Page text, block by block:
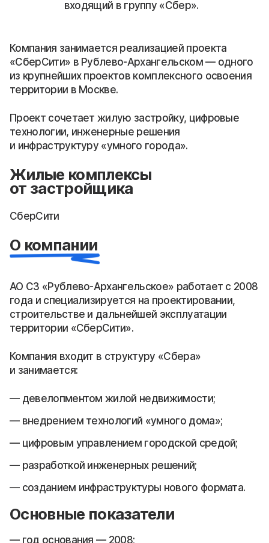
входящий в группу «Сбер».
Компания занимается реализацией проекта
«СберСити» в Рублево-Архангельском — одного
из крупнейших проектов комплексного освоения
территории в Москве.
Проект сочетает жилую застройку, цифровые
технологии, инженерные решения
и инфраструктуру «умного города».
Жилые комплексы
от застройщика
СберСити
О компании
АО СЗ «Рублево-Архангельское» работает с 2008
года и специализируется на проектировании,
строительстве и дальнейшей эксплуатации
территории «СберСити».
Компания входит в структуру «Сбера»
и занимается:
девелопментом жилой недвижимости;
внедрением технологий «умного дома»;
цифровым управлением городской средой;
разработкой инженерных решений;
созданием инфраструктуры нового формата.
Основные показатели
год основания — 2008;